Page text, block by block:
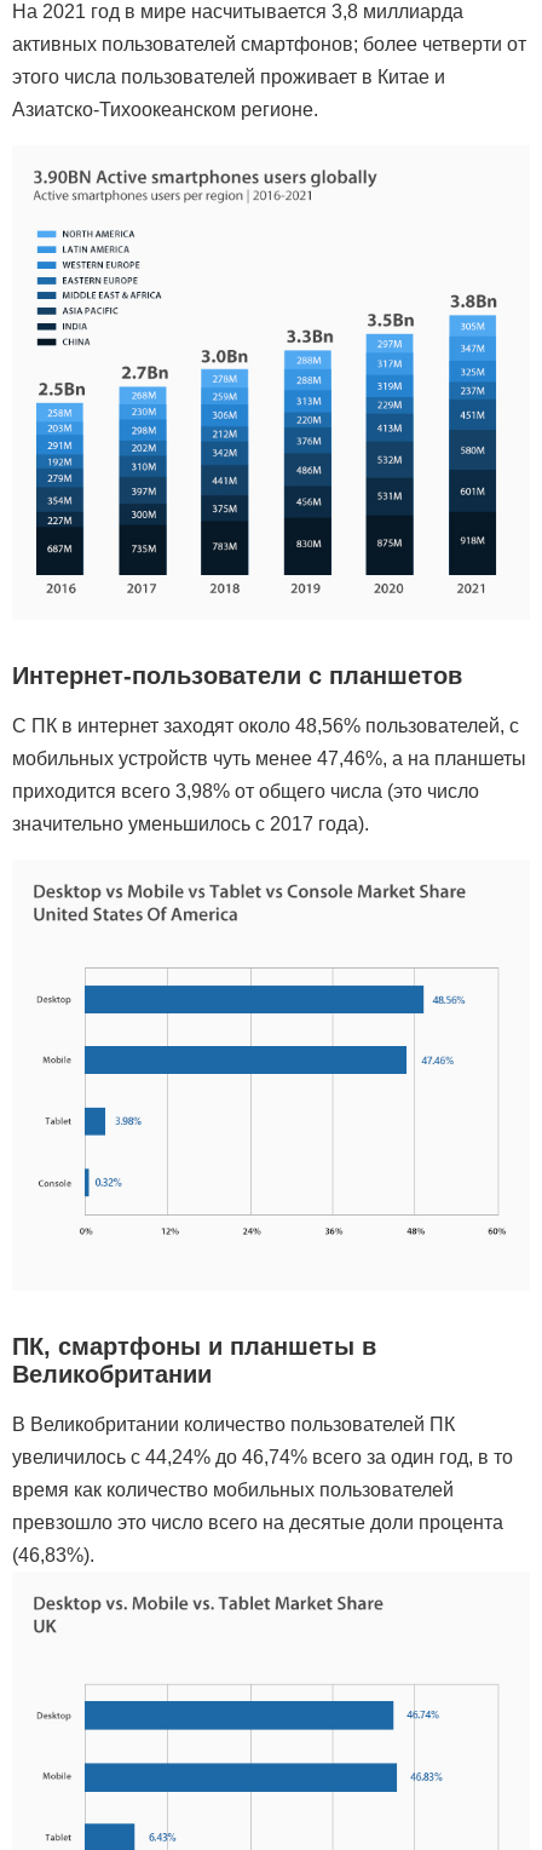
На 2021 год в мире насчитывается 3,8 миллиарда
активных пользователей смартфонов; более четверти от
этого числа пользователей проживает в Китае и
Азиатско-Тихоокеанском регионе.
Интернет-пользователи с планшетов
С ПК в интернет заходят около 48,56% пользователей, с
мобильных устройств чуть менее 47,46%, а на планшеты
приходится всего 3,98% от общего числа (это число
значительно уменьшилось с 2017 года).
ПК, смартфоны и планшеты в
Великобритании
В Великобритании количество пользователей ПК
увеличилось с 44,24% до 46,74% всего за один год, в то
время как количество мобильных пользователей
превзошло это число всего на десятые доли процента
(46,83%).